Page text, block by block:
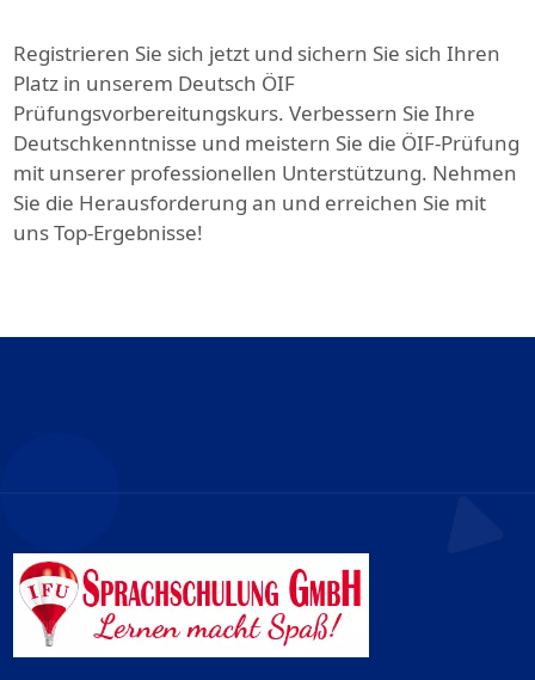
Registrieren Sie sich jetzt und sichern Sie sich Ihren
Platz in unserem Deutsch ÖIF
Prüfungsvorbereitungskurs. Verbessern Sie Ihre
Deutschkenntnisse und meistern Sie die ÖIF-Prüfung
mit unserer professionellen Unterstützung. Nehmen
Sie die Herausforderung an und erreichen Sie mit
uns Top-Ergebnisse!